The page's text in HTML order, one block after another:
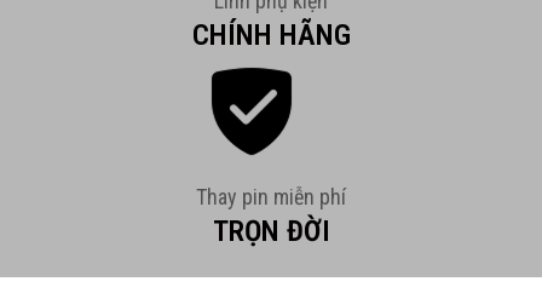
CHÍNH HÃNG
Thay pin miễn phí
TRỌN ĐỜI